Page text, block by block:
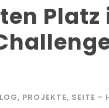
, PROJEKTE, SEITE -